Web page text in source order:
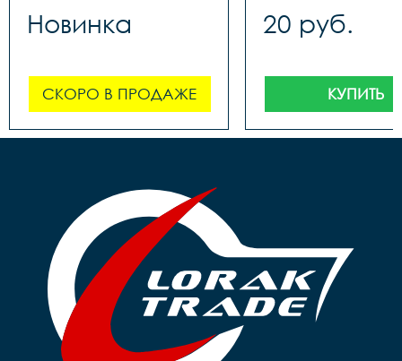
Новинка
СКОРО В ПРОДАЖЕ
20 руб.
КУПИТЬ